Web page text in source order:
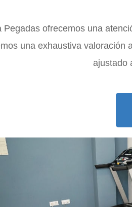
Pegadas ofrecemos una
una exhaustiva valoración
ajustado